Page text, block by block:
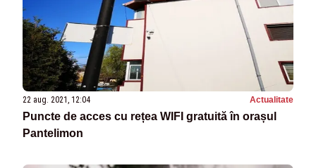
22 aug. 2021, 12:04 Actualitate
Puncte de acces cu rețea WIFI gratuită în orașul
Pantelimon